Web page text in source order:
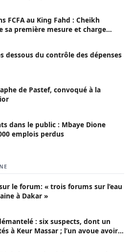
FCFA au King Fahd : Cheikh
sa première mesure et charge
dessous du contrôle des dépenses
de Pastef, convoqué à la
dans le public : Mbaye Dione
emplois perdus
le forum: « trois forums sur l’eau
à Dakar »
: six suspects, dont un
à Keur Massar ; l’un avoue avoir